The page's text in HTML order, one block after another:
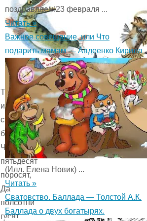
Только
и
съела,
бедняга,
Что
пятьдесят
поросят,
Да
полсотни
гусят,
поздравляем!23 февраля ...
Читать »
Важное совещание, или Что
подарить мамам — Авдеенко Кирилл
(Илл. Елена Новик) ...
Читать »
Сватовство. Баллада — Толстой А.К.
Баллада о двух богатырях.